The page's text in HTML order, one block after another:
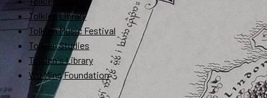
Tolkien Library
Tolkien Music Festival
Tolkien Studies
Tolkien's Library
Wu Ming Foundation